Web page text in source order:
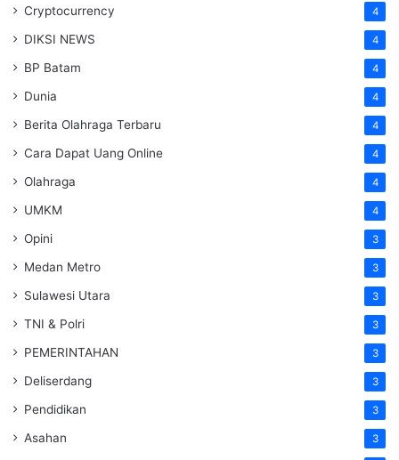
Cryptocurrency 4
DIKSI NEWS 4
BP Batam 4
Dunia 4
Berita Olahraga Terbaru 4
Cara Dapat Uang Online 4
Olahraga 4
UMKM 4
Opini 3
Medan Metro 3
Sulawesi Utara 3
TNI & Polri 3
PEMERINTAHAN 3
Deliserdang 3
Pendidikan 3
Asahan 3